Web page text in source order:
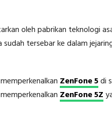
oleh pabrikan teknologi
tersebar ke dalam
ZenFone 5di
ZenFone 5Z